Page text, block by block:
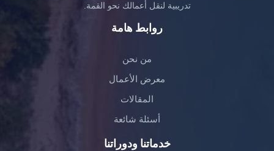
تدريبية لنقل أعمالك نحو القمة.
روابط هامة
من نحن
معرض الأعمال
المقالات
أسئلة شائعة
خدماتنا ودوراتنا